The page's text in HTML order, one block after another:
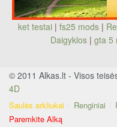
ket testai | fs25 mods|
Daigyklos| gta 5
© 2011 Alkas.lt - Visos
4D
Saulės arkliukai Renginiai
Paremkite Alką